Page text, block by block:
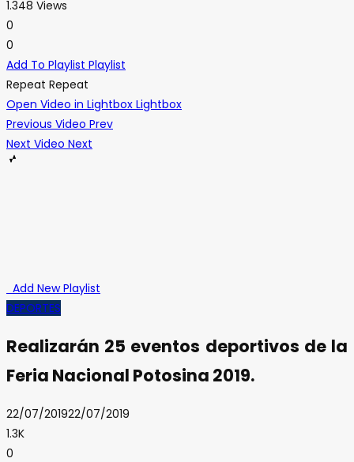
1.348 Views
0
0
Add To Playlist Playlist
Repeat Repeat
Open Video in Lightbox Lightbox
Previous Video Prev
Next Video Next
Add New Playlist
DEPORTES
Realizarán 25 eventos deportivos de la
Feria Nacional Potosina 2019.
22/07/201922/07/2019
1.3K
0